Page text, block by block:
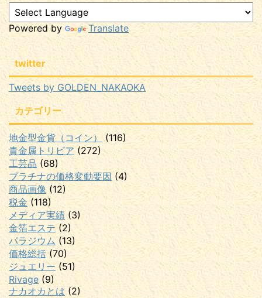
Powered by Translate
twitter
Tweets by GOLDEN_NAKAOKA
カテゴリー
地金型金貨（コイン） (116)
貴金属トリビア (272)
工芸品 (68)
プラチナの価格変動要因 (4)
商品画像 (12)
税金 (118)
メディア実績 (3)
金箔エステ(2)
パラジウム (13)
価格総括(70)
ジュエリー (51)
Rivage (9)
ナカオカとは (2)